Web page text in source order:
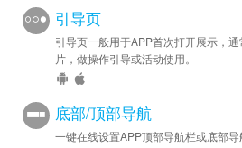
引导页
引导页一般用于APP首次打开展示，
片，做操作引导或活动使用。
底部/顶部导航
一键在线设置APP顶部导航栏或底部